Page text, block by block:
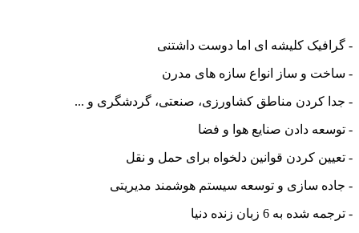
کلیشه ای اما دوست داشتنی
و ساز انواع سازه های مدرن
کردن مناطق کشاورزی، صنعتی، گردشگری و ...
دادن صنایع هوا و فضا
کردن قوانین دلخواه برای حمل و نقل
سازی و توسعه سیستم هوشمند مدیریتی
شده به 6 زبان زنده دنیا